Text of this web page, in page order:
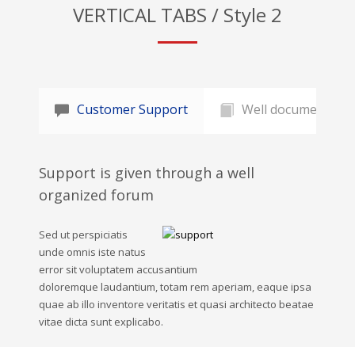
VERTICAL TABS / Style 2
Customer Support Well documented
Support is given through a well
organized forum
Sed ut perspiciatis
unde omnis iste natus
error sit voluptatem accusantium
doloremque laudantium, totam rem aperiam, eaque ipsa
quae ab illo inventore veritatis et quasi architecto beatae
vitae dicta sunt explicabo.